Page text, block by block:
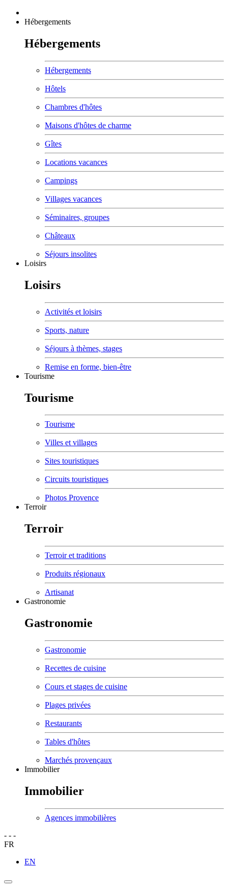
Hébergements
Hébergements
Hébergements
Hôtels
Chambres d'hôtes
Maisons d'hôtes de charme
Gîtes
Locations vacances
Campings
Villages vacances
Séminaires, groupes
Châteaux
Séjours insolites
Loisirs
Loisirs
Activités et loisirs
Sports, nature
Séjours à thèmes, stages
Remise en forme, bien-être
Tourisme
Tourisme
Tourisme
Villes et villages
Sites touristiques
Circuits touristiques
Photos Provence
Terroir
Terroir
Terroir et traditions
Produits régionaux
Artisanat
Gastronomie
Gastronomie
Gastronomie
Recettes de cuisine
Cours et stages de cuisine
Plages privées
Restaurants
Tables d'hôtes
Marchés provençaux
Immobilier
Immobilier
Agences immobilières
- - -
FR
EN